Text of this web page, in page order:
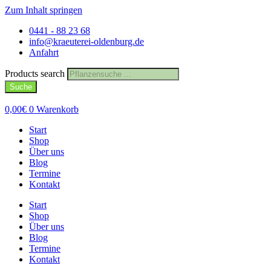
Zum Inhalt springen
0441 - 88 23 68
info@kraeuterei-oldenburg.de
Anfahrt
Products search
Suche
0,00€ 0 Warenkorb
Start
Shop
Über uns
Blog
Termine
Kontakt
Start
Shop
Über uns
Blog
Termine
Kontakt